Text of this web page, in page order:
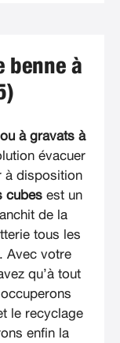
benne à
à gravats à
évacuer
à disposition
cubesest un
de la
tous les
Avec votre
qu’à tout
le recyclage
enfin la